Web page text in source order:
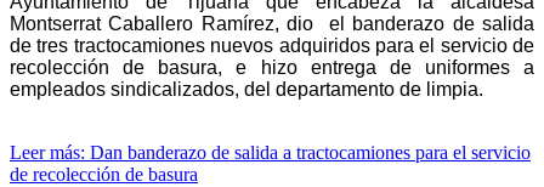
Montserrat Caballero Ramírez, dio el banderazo de salida
de tres tractocamiones nuevos adquiridos para el servicio de
recolección de basura, e hizo entrega de uniformes a
empleados sindicalizados, del departamento de limpia.
Leer más: Dan banderazo de salida a tractocamiones para el servicio
de recolección de basura